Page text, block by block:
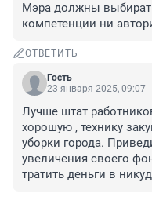
Мэра должны
компетенции ни
ОТВЕТИТЬ
Гость
23 января 2025, 09:07
Лучше штат
хорошую , технику
уборки города.
увеличения своего
тратить деньги в